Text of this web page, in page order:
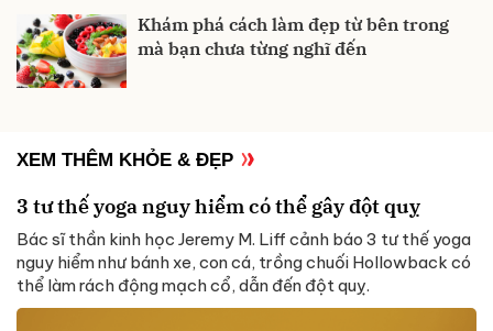
Khám phá cách làm đẹp từ bên trong
mà bạn chưa từng nghĩ đến
XEM THÊM KHỎE & ĐẸP
3 tư thế yoga nguy hiểm có thể gây đột quỵ
Bác sĩ thần kinh học Jeremy M. Liff cảnh báo 3 tư thế yoga
nguy hiểm như bánh xe, con cá, trồng chuối Hollowback có
thể làm rách động mạch cổ, dẫn đến đột quỵ.